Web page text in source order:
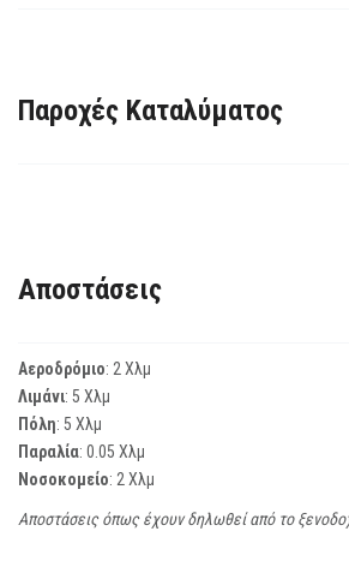
Παροχές Καταλύματος
Αποστάσεις
Αεροδρόμιο: 2 Χλμ
Λιμάνι: 5 Χλμ
Πόλη: 5 Χλμ
Παραλία: 0.05 Χλμ
Νοσοκομείο: 2 Χλμ
Αποστάσεις όπως έχουν δηλωθεί από το